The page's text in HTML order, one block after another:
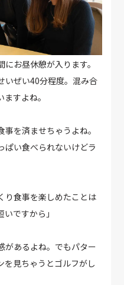
お昼休憩が入ります。
いぜい40分程度。混み合
すよね。
事を済ませちゃうよね。
ぱい食べられないけどラ
り食事を楽しめたことは
ですから」
があるよね。でもパター
を見ちゃうとゴルフがし